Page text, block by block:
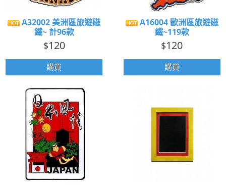
A32002 美洲區旅遊磁
鐵~ 計96款
$120
購買
A16004 歐洲區旅遊磁
鐵~119款
$120
購買